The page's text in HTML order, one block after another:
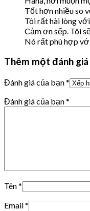
Tốt hơn nhiều so
Tôi rất hài lòng
Cảm ơn sếp. Tôi
Nó rất phù hợp
Thêm một đánh giá
Đánh giá của bạn*
Đánh giá của bạn*
Tên*
Email*